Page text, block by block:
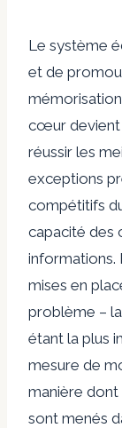
Le système
et de
cœur devient
réussir les
exceptions
compétitifs
capacité des
informations.
mises en
problème –
étant la plus
mesure de
manière dont
sont menés